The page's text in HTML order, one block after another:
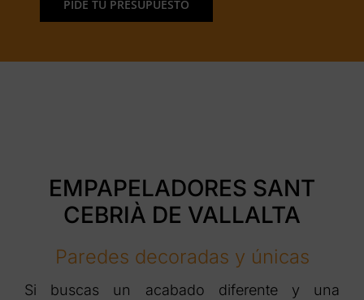
PIDE TU PRESUPUESTO
EMPAPELADORES SANT
CEBRIÀ DE VALLALTA
Paredes decoradas y únicas
Si buscas un acabado diferente y una